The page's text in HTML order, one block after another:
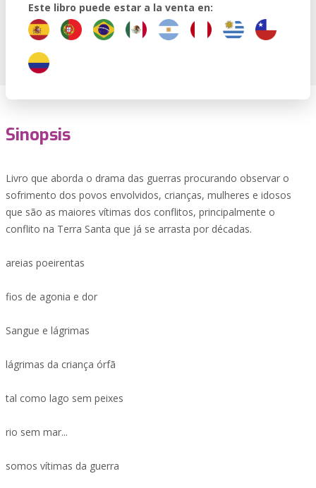
Este libro puede estar a la venta en:
Sinopsis
Livro que aborda o drama das guerras procurando observar o
sofrimento dos povos envolvidos, crianças, mulheres e idosos
que são as maiores vítimas dos conflitos, principalmente o
conflito na Terra Santa que já se arrasta por décadas.
areias poeirentas
fios de agonia e dor
Sangue e lágrimas
lágrimas da criança órfã
tal como lago sem peixes
rio sem mar...
somos vítimas da guerra